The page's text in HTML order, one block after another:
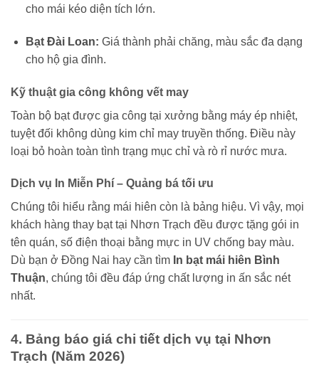
cho mái kéo diện tích lớn.
Bạt Đài Loan: Giá thành phải chăng, màu sắc đa dạng
cho hộ gia đình.
Kỹ thuật gia công không vết may
Toàn bộ bạt được gia công tại xưởng bằng máy ép nhiệt,
tuyệt đối không dùng kim chỉ may truyền thống. Điều này
loại bỏ hoàn toàn tình trạng mục chỉ và rò rỉ nước mưa.
Dịch vụ In Miễn Phí – Quảng bá tối ưu
Chúng tôi hiểu rằng mái hiên còn là bảng hiệu. Vì vậy, mọi
khách hàng thay bạt tại Nhơn Trạch đều được tặng gói in
tên quán, số điện thoại bằng mực in UV chống bay màu.
Dù bạn ở Đồng Nai hay cần tìm In bạt mái hiên Bình
Thuận, chúng tôi đều đáp ứng chất lượng in ấn sắc nét
nhất.
4. Bảng báo giá chi tiết dịch vụ tại Nhơn
Trạch (Năm 2026)